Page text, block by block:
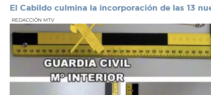
El Cabildo culmina la incorporación de las 13
REDACCIÓN MTV